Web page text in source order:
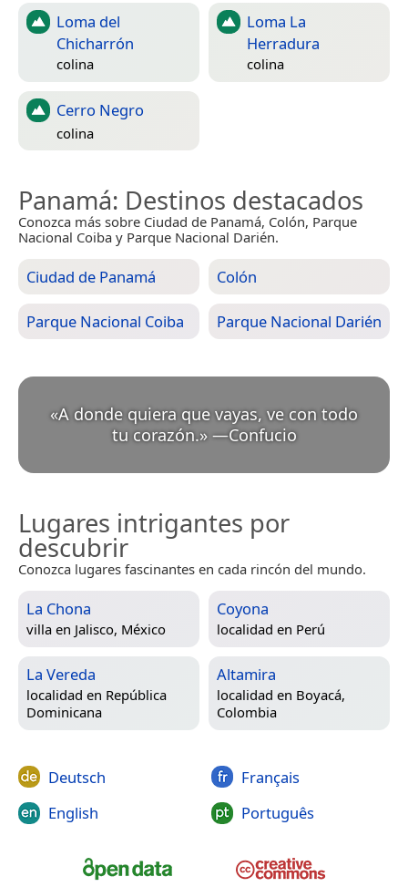
Loma del
Chicharrón
colina
Loma La
Herradura
colina
Cerro Negro
colina
Panamá: Destinos destacados
Conozca más sobre Ciudad de Panamá, Colón, Parque
Nacional Coiba y Parque Nacional Darién.
Ciudad de Panamá Colón
Parque Nacional Coiba Parque Nacional Darién
«A donde quiera que vayas, ve con todo
tu corazón.» —Confucio
Lugares intrigantes por
descubrir
Conozca lugares fascinantes en cada rincón del mundo.
La Chona
villa en Jalisco, México
Coyona
localidad en Perú
La Vereda
localidad en República
Dominicana
Altamira
localidad en Boyacá,
Colombia
Deutsch
English
Français
Português